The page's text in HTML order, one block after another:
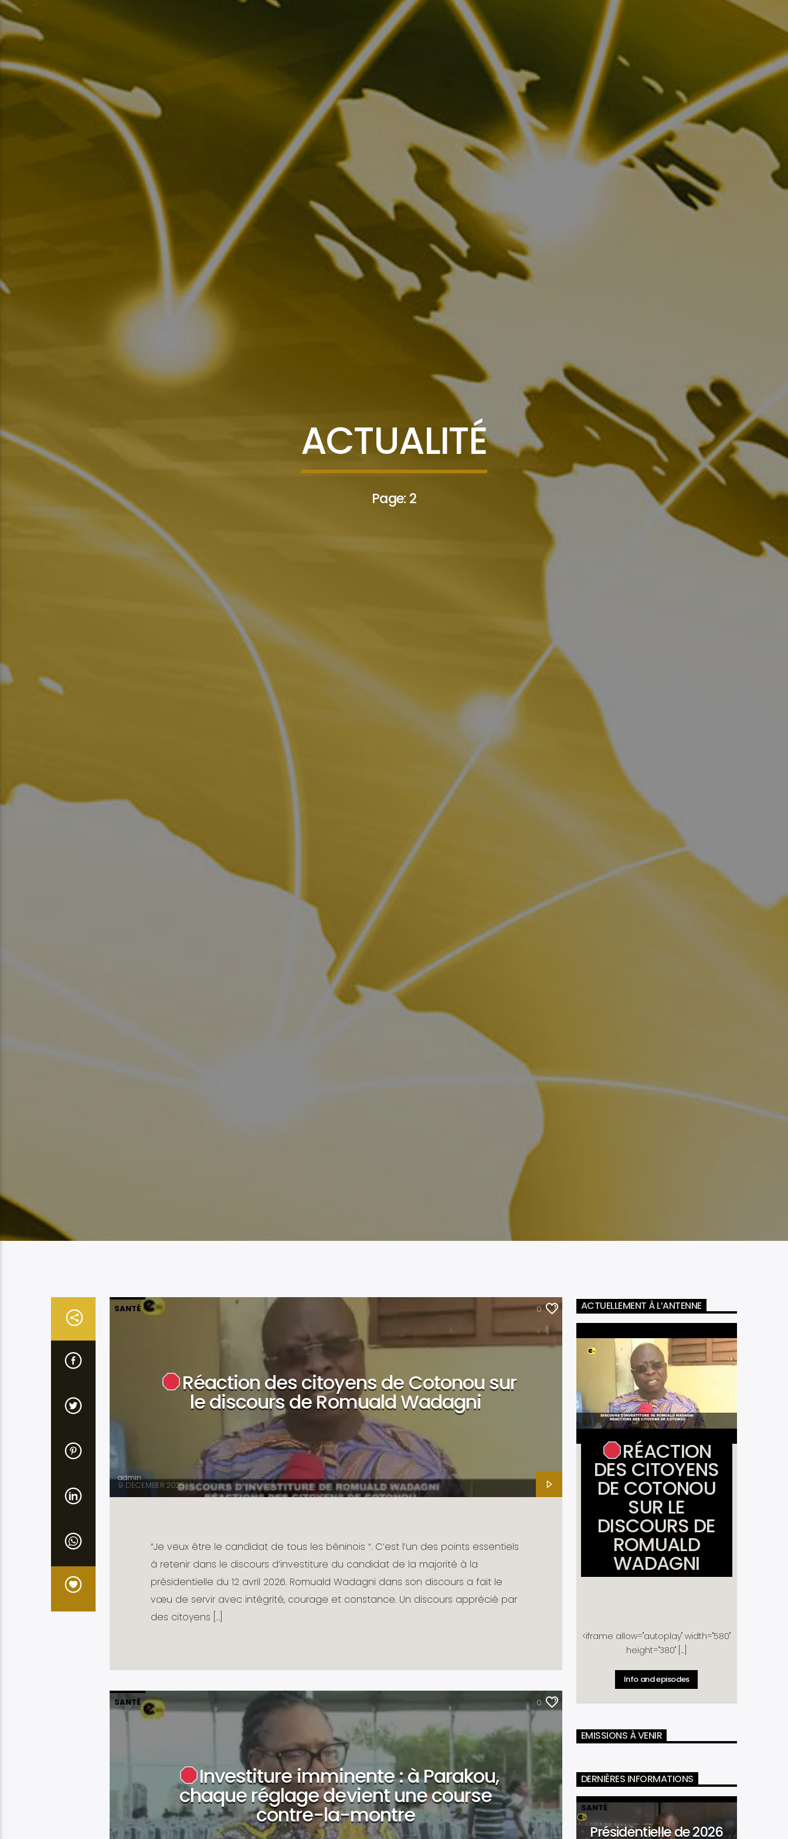
ACTUALITÉ
Page: 2
SANTÉ 0
Réaction des citoyens de Cotonou sur
le discours de Romuald Wadagni
admin
9 DECEMBER 2025
“Je veux être le candidat de tous les béninois “. C’est l’un des points essentiels
à retenir dans le discours d’investiture du candidat de la majorité à la
présidentielle du 12 avril 2026. Romuald Wadagni dans son discours a fait le
vœu de servir avec intégrité, courage et constance. Un discours apprécié par
des citoyens […]
SANTÉ 0
Investiture imminente : à Parakou,
chaque réglage devient une course
contre-la-montre
ACTUELLEMENT À L’ANTENNE
RÉACTION
DES CITOYENS
DE COTONOU
SUR LE
DISCOURS DE
ROMUALD
WADAGNI
<iframe allow="autoplay" width="580"
height="380" [...]
Info and episodes
EMISSIONS À VENIR
DERNIÈRES INFORMATIONS
SANTÉ
Présidentielle de 2026